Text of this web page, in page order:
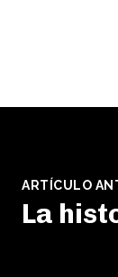
ARTÍCULO
La